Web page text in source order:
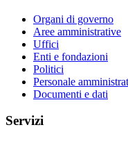
Organi di governo
Aree amministrative
Uffici
Enti e fondazioni
Politici
Personale
Documenti e dati
Servizi